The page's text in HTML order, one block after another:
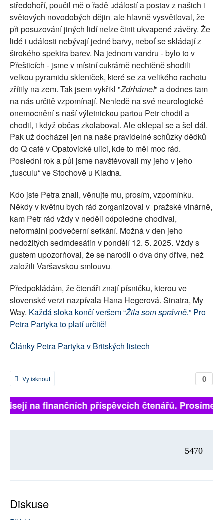
středohoří, poučil mě o řadě událostí a postav z našich i
světových novodobých dějin, ale hlavně vysvětloval, že
při posuzování jiných lidí nelze činit ukvapené závěry. Že
lidé i události nebývají jedné barvy, neboť se skládají z
širokého spektra barev. Na jednom vandru - bylo to v
Přešticích - jsme v místní cukrárně nechtěně shodili
velkou pyramidu skleniček, které se za velikého rachotu
zřítily na zem. Tak jsem vykřikl "Zdrháme!" a dodnes tam
na nás určitě vzpomínají. Nehledě na své neurologické
onemocnění s naší výletnickou partou Petr chodil a
chodil, i když občas zkolaboval. Ale oklepal se a šel dál.
Pak už docházel jen na naše pravidelné schůzky dědků
do Q café v Opatovické ulici, kde to měl moc rád.
Poslední rok a půl jsme navštěvovali my jeho v jeho
„tusculu“ ve Stochově u Kladna.
Kdo jste Petra znali, věnujte mu, prosím, vzpomínku.
Někdy v květnu bych rád zorganizoval v pražské vinárně,
kam Petr rád vždy v neděli odpoledne chodíval,
neformální podvečerní setkání. Možná v den jeho
nedožitých sedmdesátin v pondělí 12. 5. 2025. Vždy s
gustem upozorňoval, že se narodil o dva dny dříve, než
založili Varšavskou smlouvu.
Předpokládám, že čtenáři znají písničku, kterou ve
slovenské verzi nazpívala Hana Hegerová. Sinatra, My
Way. Každá sloka končí veršem “Žila som správně.” Pro
Petra Partyka to platí určitě!
Články Petra Partyka v Britských listech
0
Vytisknout
na finančních příspěvcích čtenářů. Prosíme,
5470
Diskuse